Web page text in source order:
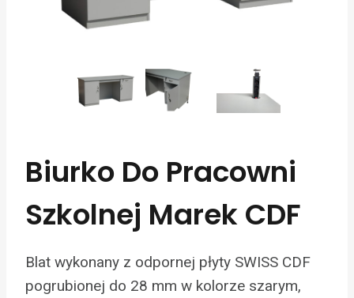
Biurko Do Pracowni
Szkolnej Marek CDF
Blat wykonany z odpornej płyty SWISS CDF
pogrubionej do 28 mm w kolorze szarym,